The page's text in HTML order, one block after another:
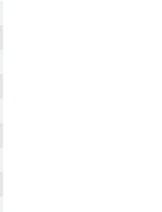
Fundou dois grandes cases
novo projeto global para micro e